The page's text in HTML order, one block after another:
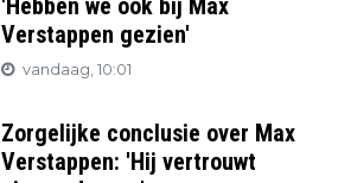
'Hebben we ook bij Max
Verstappen gezien'
vandaag, 10:01
Zorgelijke conclusie over Max
Verstappen: 'Hij vertrouwt